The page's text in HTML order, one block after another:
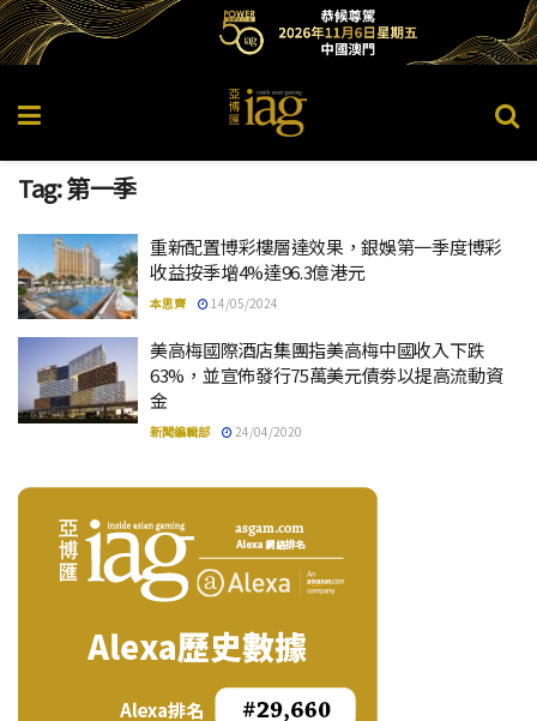
Tag:第一季
重新配置博彩樓層達效果，銀娛第一季度博彩
收益按季增4%達96.3億港元
本思齊 14/05/2024
美高梅國際酒店集團指美高梅中國收入下跌
63%，並宣佈發行75萬美元債劵以提高流動資
金
新聞編輯部 24/04/2020